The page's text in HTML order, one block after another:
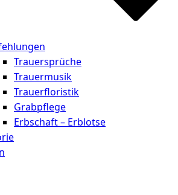
Trauersprüche
Trauermusik
Trauerfloristik
Grabpflege
Erbschaft – Erblotse